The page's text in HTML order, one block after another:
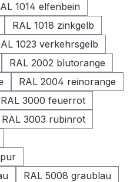
1014 elfenbein
RAL 1018 zinkgelb
1023 verkehrsgelb
RAL 2002 blutorange
RAL 2004 reinorange
RAL 3000 feuerrot
RAL 3003 rubinrot
RAL 5008 graublau